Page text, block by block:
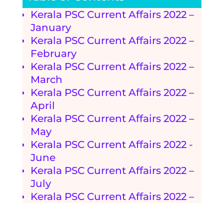
Kerala PSC Current Affairs 2022 –
January
Kerala PSC Current Affairs 2022 –
February
Kerala PSC Current Affairs 2022 –
March
Kerala PSC Current Affairs 2022 –
April
Kerala PSC Current Affairs 2022 –
May
Kerala PSC Current Affairs 2022 -
June
Kerala PSC Current Affairs 2022 –
July
Kerala PSC Current Affairs 2022 –